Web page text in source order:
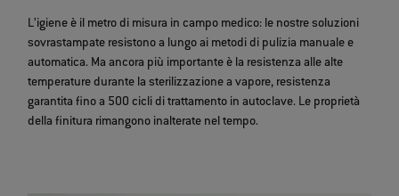
L’igiene è il metro di misura in campo medico: le nostre soluzioni
sovrastampate resistono a lungo ai metodi di pulizia manuale e
automatica. Ma ancora più importante è la resistenza alle alte
temperature durante la sterilizzazione a vapore, resistenza
garantita fino a 500 cicli di trattamento in autoclave. Le proprietà
della finitura rimangono inalterate nel tempo.